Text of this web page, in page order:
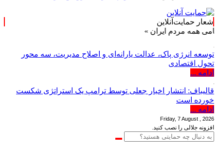
شعار حمایت‌آنلاین
مردم ایران »
توسعه انرژی پاک، عدالت یارانه‌ای و اصلاح مدیریت، سه محور
تحول اقتصادی
ادامه ...
قالیباف: انتشار اخبار جعلی توسط ترامپ یک استراتژی شکست
خورده است
ادامه ...
Friday, 7 August , 2026
افزونه جلالی را نصب کنید.